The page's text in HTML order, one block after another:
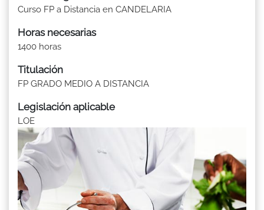
Curso FP a Distancia en CANDELARIA
Horas necesarias
1400 horas
Titulación
FP GRADO MEDIO A DISTANCIA
Legislación aplicable
LOE